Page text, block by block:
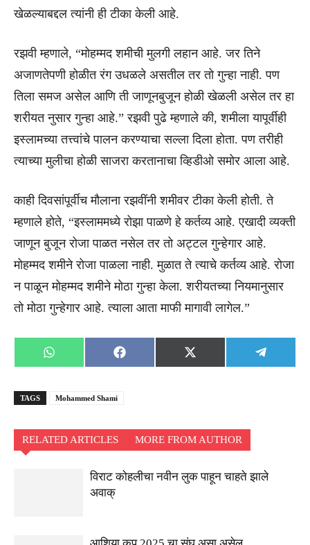
खेळल्याबद्दल त्यांनी ही टीका केली आहे.
रझवी म्हणाले, “मोहम्मद शमीची मुलगी लहान आहे. जर तिने
अजाणतेपणी होळीत रंग उधळले असतील तर तो गुन्हा नाही. पण
तिला समज असेल आणि ती जाणूनबुजून होळी खेळली असेल तर हा
शरीयत नुसार गुन्हा आहे.” रझवी पुढे म्हणाले की, शमीला यापूर्वीही
इस्लामच्या तत्त्वांचे पालन करण्याचा सल्ला दिला होता. पण तरीही
त्याच्या मुलीचा होळी साजरा करतानाचा व्हिडीओ समोर आला आहे.
काही दिवसांपूर्वीच मौलाना रझवींनी शमीवर टीका केली होती. ते
म्हणाले होते, “इस्लाममध्ये रोझा पाळणे हे कर्तव्य आहे. एखादी व्यक्ती
जाणून बुजून रोजा पाळत नसेल तर तो अट्टल गुन्हेगार आहे.
मोहम्मद शमीने रोजा पाळला नाही. मुळात ते त्याचे कर्तव्य आहे. रोजा
न पाळून मोहम्मद शमीने मोठा गुन्हा केला. शरीयतच्या नियमानुसार
तो मोठा गुन्हेगार आहे. त्याला आता माफी मागावी लागेल.”
Share
on
WhatsApp
Share
on
Facebook
Share
on
X
(Twitter)
Share
on
TAGS Mohammed Shami
RELATED ARTICLES MORE FROM AUTHOR
विराट कोहलीचा नवीन लुक पाहून चाहते झाले
अवाक्